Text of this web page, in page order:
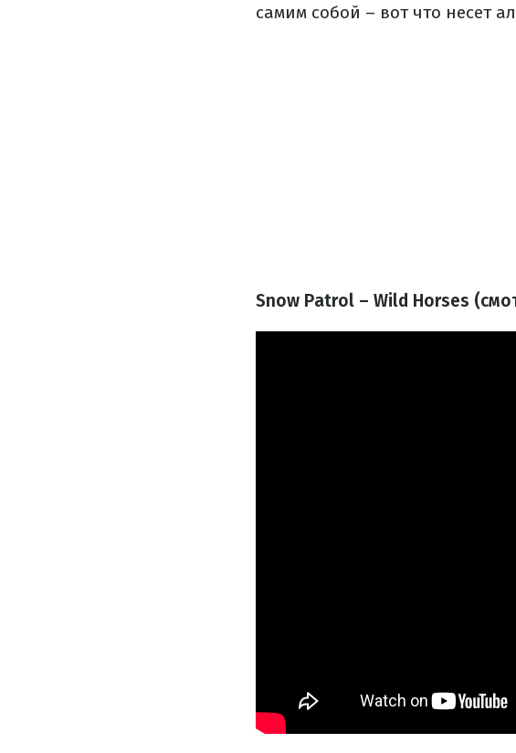
самим собой – вот что несет
Snow Patrol – Wild Horses